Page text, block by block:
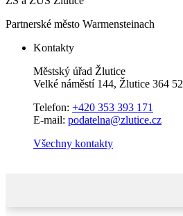
Partnerské město Warmensteinach
Kontakty
Městský úřad Žlutice
Velké náměstí 144, Žlutice 364 52
Telefon: +420 353 393 171
E-mail: podatelna@zlutice.cz
Všechny kontakty